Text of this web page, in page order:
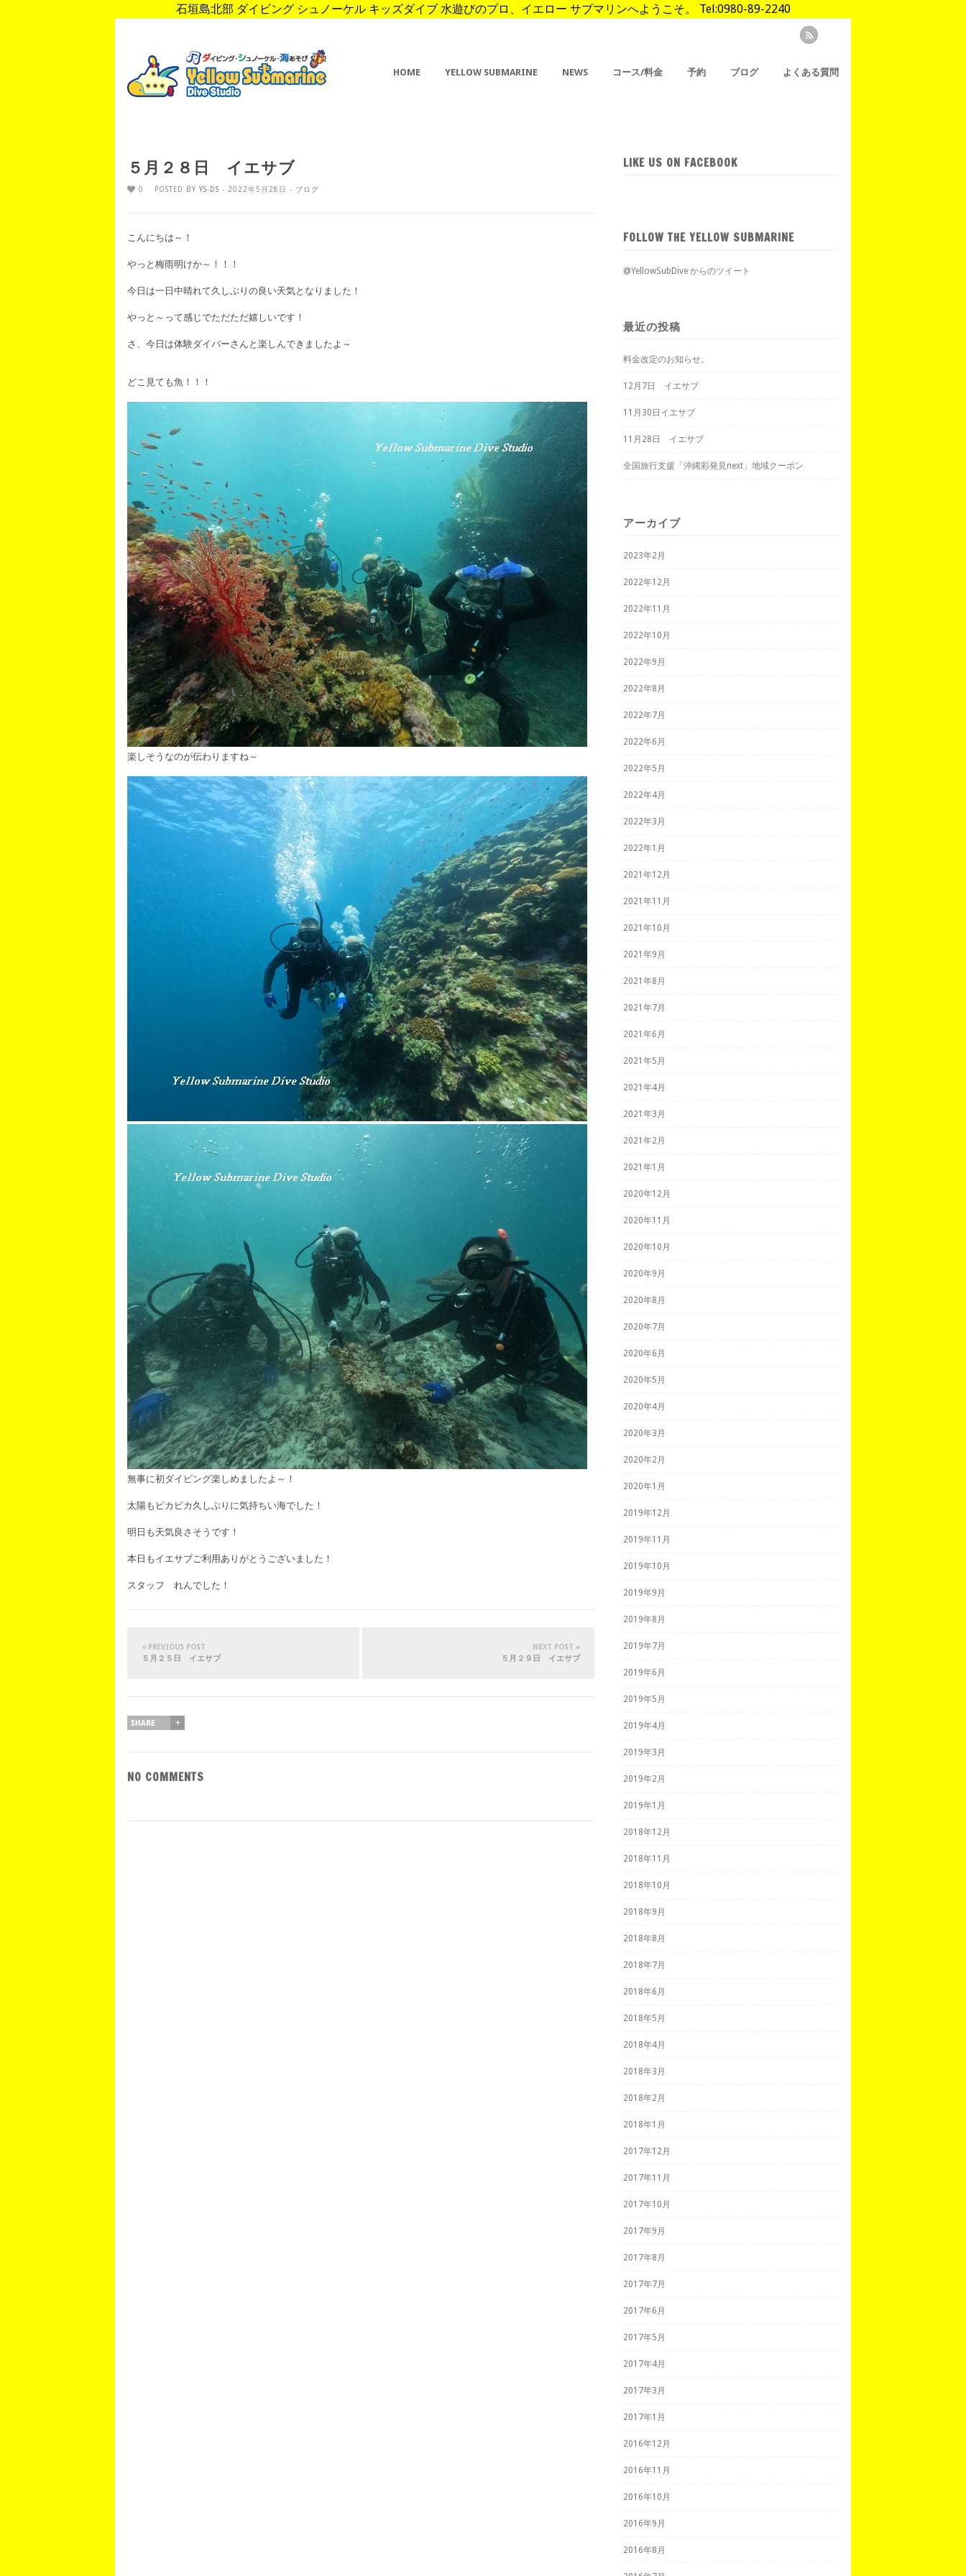
石垣島北部 ダイビング シュノーケル キッズダイブ 水遊びのプロ、イエロー サブマリンへようこそ。 Tel:0980-89-2240
HOME YELLOW SUBMARINE NEWS コース/料金 予約 ブログ よくある質問
５月２８日 イエサブ
0 POSTED BY YS-DS - 2022年5月28日 - ブログ
こんにちは～！
やっと梅雨明けか～！！！
今日は一日中晴れて久しぶりの良い天気となりました！
やっと～って感じでただただ嬉しいです！
さ、今日は体験ダイバーさんと楽しんできましたよ～
どこ見ても魚！！！
楽しそうなのが伝わりますね～
無事に初ダイビング楽しめましたよ～！
太陽もピカピカ久しぶりに気持ちい海でした！
明日も天気良さそうです！
本日もイエサブご利用ありがとうございました！
スタッフ れんでした！
« PREVIOUS POST
５月２５日 イエサブ
NEXT POST »
５月２９日 イエサブ
NO COMMENTS
LIKE US ON FACEBOOK
FOLLOW THE YELLOW SUBMARINE
@YellowSubDive からのツイート
最近の投稿
料金改定のお知らせ。
12月7日 イエサブ
11月30日イエサブ
11月28日 イエサブ
全国旅行支援「沖縄彩発見next」地域クーポン
アーカイブ
2023年2月
2022年12月
2022年11月
2022年10月
2022年9月
2022年8月
2022年7月
2022年6月
2022年5月
2022年4月
2022年3月
2022年1月
2021年12月
2021年11月
2021年10月
2021年9月
2021年8月
2021年7月
2021年6月
2021年5月
2021年4月
2021年3月
2021年2月
2021年1月
2020年12月
2020年11月
2020年10月
2020年9月
2020年8月
2020年7月
2020年6月
2020年5月
2020年4月
2020年3月
2020年2月
2020年1月
2019年12月
2019年11月
2019年10月
2019年9月
2019年8月
2019年7月
2019年6月
2019年5月
2019年4月
2019年3月
2019年2月
2019年1月
2018年12月
2018年11月
2018年10月
2018年9月
2018年8月
2018年7月
2018年6月
2018年5月
2018年4月
2018年3月
2018年2月
2018年1月
2017年12月
2017年11月
2017年10月
2017年9月
2017年8月
2017年7月
2017年6月
2017年5月
2017年4月
2017年3月
2017年1月
2016年12月
2016年11月
2016年10月
2016年9月
2016年8月